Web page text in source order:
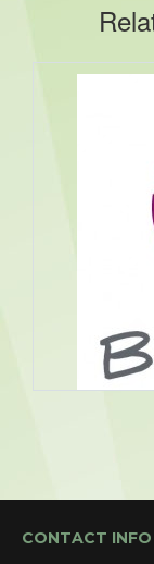
09/08/
23:30
CONTACT INFO